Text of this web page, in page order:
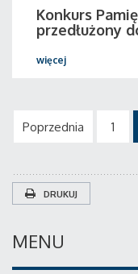
Konkurs
przedłużony
więcej
Poprzednia 1
DRUKUJ
MENU